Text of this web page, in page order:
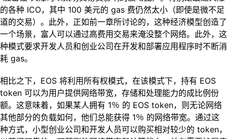
的各种 ICO，其中 100 美元的 gas 费仍然太小（即使是微不足
道的交易）。此外，正如前一章所讨论的，这种经济模型创造了
一个场景，富人可以通过高费用交易来淹没整个网络。此外，这
种模式要求开发人员和创业公司在开发和部署应用程序时不断消
耗 gas。
相比之下，EOS 将利用所有权模式，在该模式下，持有 EOS
token 可以为用户提供网络带宽，存储和处理能力的成比例份
额。这意味着，如果某人拥有 1％ 的 EOS token，则无论网络
其他部分的负载如何，他们总能获得 1％ 的网络带宽。通过这
种方式，小型创业公司和开发人员可以购买相对较少的 token，